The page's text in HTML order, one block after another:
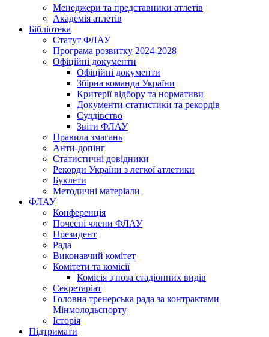
Менеджери та представники атлетів
Академія атлетів
Бібліотека
Статут ФЛАУ
Програма розвитку 2024-2028
Офіційні документи
Офіційні документи
Збірна команда України
Критерії відбору та нормативи
Документи статистики та рекордів
Суддівство
Звіти ФЛАУ
Правила змагань
Анти-допінг
Статистичні довідники
Рекорди України з легкої атлетики
Буклети
Методичні матеріали
ФЛАУ
Конференція
Почесні члени ФЛАУ
Президент
Рада
Виконавчий комітет
Комітети та комісії
Комісія з поза стадіонних видів
Секретаріат
Головна тренерська рада за контрактами
Мінмолодьспорту
Історія
Підтримати